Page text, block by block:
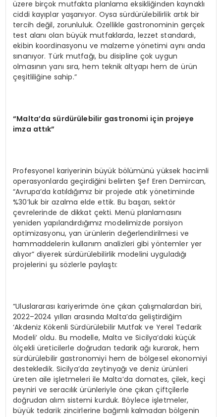
üzere birçok mutfakta planlama eksikliğinden kaynaklı
ciddi kayıplar yaşanıyor. Oysa sürdürülebilirlik artık bir
tercih değil, zorunluluk. Özellikle gastronominin gerçek
test alanı olan büyük mutfaklarda, lezzet standardı,
ekibin koordinasyonu ve malzeme yönetimi aynı anda
sınanıyor. Türk mutfağı, bu disipline çok uygun
olmasının yanı sıra, hem teknik altyapı hem de ürün
çeşitliliğine sahip.”
“Malta’da sürdürülebilir gastronomi için projeye
imza attık”
Profesyonel kariyerinin büyük bölümünü yüksek hacimli
operasyonlarda geçirdiğini belirten Şef Eren Demircan,
“Avrupa’da katıldığımız bir projede atık yönetiminde
%30’luk bir azalma elde ettik. Bu başarı, sektör
çevrelerinde de dikkat çekti. Menü planlamasını
yeniden yapılandırdığımız modelimizde porsiyon
optimizasyonu, yan ürünlerin değerlendirilmesi ve
hammaddelerin kullanım analizleri gibi yöntemler yer
alıyor” diyerek sürdürülebilirlik modelini uyguladığı
projelerini şu sözlerle paylaştı:
“Uluslararası kariyerimde öne çıkan çalışmalardan biri,
2022–2024 yılları arasında Malta’da geliştirdiğim
‘Akdeniz Kökenli Sürdürülebilir Mutfak ve Yerel Tedarik
Modeli’ oldu. Bu modelle, Malta ve Sicilya’daki küçük
ölçekli üreticilerle doğrudan tedarik ağı kurarak, hem
sürdürülebilir gastronomiyi hem de bölgesel ekonomiyi
destekledik. Sicilya’da zeytinyağı ve deniz ürünleri
üreten aile işletmeleri ile Malta’da domates, çilek, keçi
peyniri ve seracılık ürünleriyle öne çıkan çiftçilerle
doğrudan alım sistemi kurduk. Böylece işletmeler,
büyük tedarik zincirlerine bağımlı kalmadan bölgenin